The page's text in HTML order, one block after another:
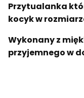
Przytualanka
kocyk w
Wykonany z
przyjemnego w